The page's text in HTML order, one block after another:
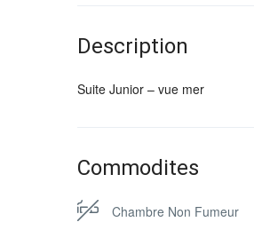
Description
Suite Junior – vue mer
Commodites
Chambre Non Fumeur